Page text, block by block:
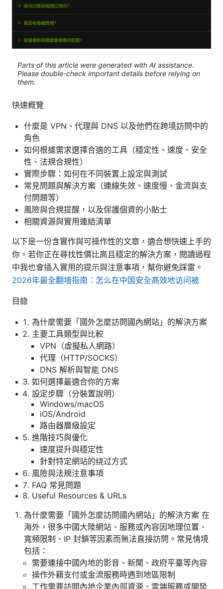
Parts of this article were generated with AI assistance.
Please double-check important details before relying on
them.
快速概覽
什麼是 VPN、代理與 DNS 以及他們在跨境訪問中的
角色
如何根據需求選擇合適的工具（穩定性、速度、安全
性、法規合規性）
實際步驟：如何在不同裝置上設定與測試
常見問題與解決方案（連線失效、速度慢、金流與支
付問題等）
風險與合規提醒，以及保護個資的小貼士
相關資源與實用連結清單
以下是一份含實作與可操作性的文章，適合想快速上手的
你。若你正在尋找性價比高且穩定的解決方案，閱讀過程
中我也會插入實用的提示與注意事項，幫你避免踩雷。
2026年最全翻墙指南：怎么在中国安全高效地访问被
目錄
為什麼需要「國外怎麼訪問國內網站」的解決方案
主要工具類型與比較
VPN（虛擬私人網路）
代理（HTTP/SOCKS）
DNS 解析與智能 DNS
如何選擇最適合你的方案
設定步驟（分裝置說明）
Windows/macOS
iOS/Android
路由器層級設定
進階技巧與優化
速度提升與穩定性
針對特定網站的绕过方式
風險與法規注意事項
FAQ 常見問題
Useful Resources & URLs
為什麼需要「國外怎麼訪問國內網站」的解決方案 在
海外，很多中國大陸網站、服務或內容因地理位置、
寬頻限制、IP 封鎖等因素而無法直接訪問。常見情境
包括：
需要連接中國內地的影音、新聞、政府平臺等內容
操作外籍支付或金流服務時遇到地區限制
工作需要訪問內地企業內部資源、雲端服務或開發